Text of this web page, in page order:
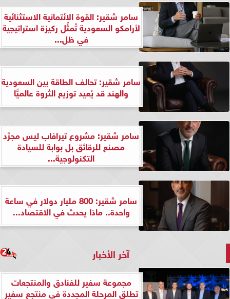
سامر شقير: القوة الائتمانية الاستثنائية
لأرامكو السعودية تُمثِّل ركيزة استراتيجية
في ظل...
سامر شقير: تحالف الطاقة بين السعودية
والهند قد يُعيد توزيع الثروة عالميًّا
سامر شقير: مشروع تيرافاب ليس مجرَّد
مصنع للرقائق بل بوابة للسيادة
التكنولوجية...
سامر شقير: 800 مليار دولار في ساعة
واحدة.. ماذا يحدث في الاقتصاد...
آخر الأخبار
مجموعة سفير للفنادق والمنتجعات
تطلق المرحلة المجددة في منتجع سفير